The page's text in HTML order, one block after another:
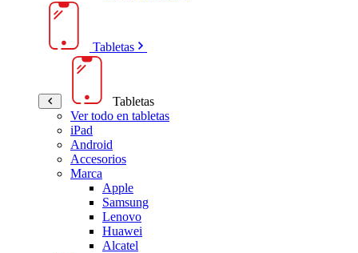
Tabletas
Tabletas
Ver todo en tabletas
iPad
Android
Accesorios
Marca
Apple
Samsung
Lenovo
Huawei
Alcatel